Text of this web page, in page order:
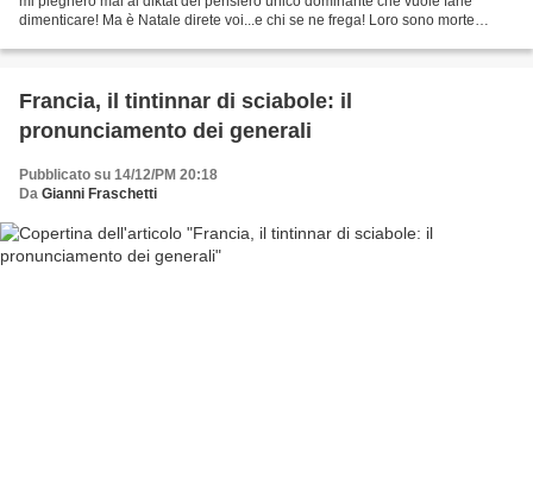
dimenticare! Ma è Natale direte voi...e chi se ne frega! Loro sono morte
Francia, il tintinnar di sciabole: il
pronunciamento dei generali
Pubblicato su 14/12/PM 20:18
Da Gianni Fraschetti